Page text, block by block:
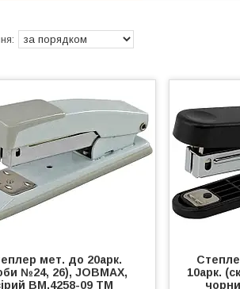
мет. до 20арк.
№24, 26), JOBMAX,
BM.4258-09 ТМ
10арк.